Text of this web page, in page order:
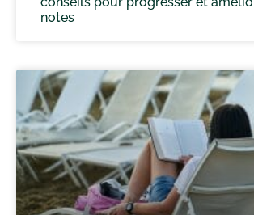
notes